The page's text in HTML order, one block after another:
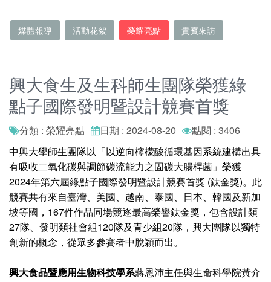
媒體報導 活動花絮 榮耀亮點 貴賓來訪
興大食生及生科師生團隊榮獲綠
點子國際發明暨設計競賽首獎
分類 : 榮耀亮點 日期 : 2024-08-20
點閱 : 3406
中興大學師生團隊以「以逆向檸檬酸循環基因系統建構出具
有吸收二氧化碳與調節碳流能力之固碳大腸桿菌」榮獲
2024年第六屆綠點子國際發明暨設計競賽首獎 (鈦金獎)。此
競賽共有來自臺灣、美國、越南、泰國、日本、韓國及新加
坡等國，167件作品同場競逐最高榮譽鈦金獎，包含設計類
27隊、發明類社會組120隊及青少組20隊，興大團隊以獨特
創新的概念，從眾多參賽者中脫穎而出。
興大食品暨應用生物科技學系蔣恩沛主任與生命科學院黃介